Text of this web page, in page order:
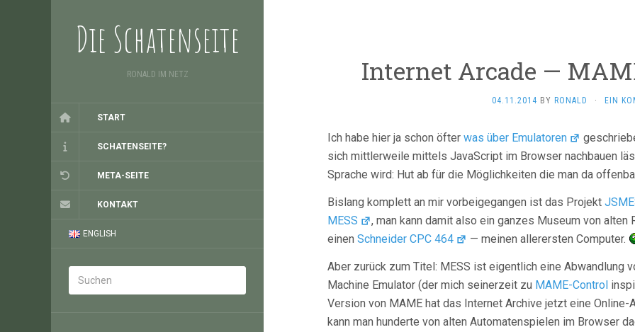
Die Schatenseite
RONALD IM NETZ
START
SCHATENSEITE?
META-SEITE
KONTAKT
ENGLISH
Internet Arcade —
04.11.2014 BY RONALD · EIN
Ich habe hier ja schon öfter was über Emulatoren
sich mittlerweile mittels JavaScript im Browser nachbauen
Sprache wird: Hut ab für die Möglichkeiten die man da
Bislang komplett an mir vorbeigegangen ist das Projekt
MESS
, man kann damit also ein ganzes Museum von alten
einen Schneider CPC 464 — meinen allerersten Computer.
Aber zurück zum Titel: MESS ist eigentlich eine Abwandlung
Machine Emulator (der mich seinerzeit zu MAME-Control
Version von MAME hat das Internet Archive jetzt eine Online-
kann man hunderte von alten Automatenspielen im Browser